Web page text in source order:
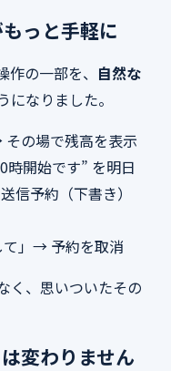
っと手軽に
の一部を、 自然な
になりました。
その場で残高を表示
時開始です” を明日
信予約（下書き）
て」→ 予約を取消
く、思いついたその
変わりません